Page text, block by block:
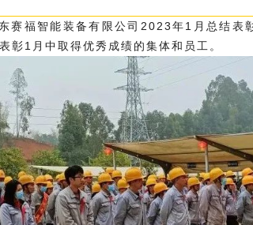
赛福智能装备有限公司2023年1月总结表
彰1月中取得优秀成绩的集体和员工。